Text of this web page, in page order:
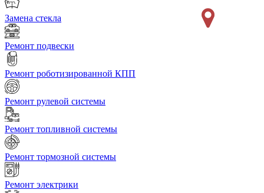
Замена стекла
Ремонт подвески
Ремонт роботизированной КПП
Ремонт рулевой системы
Ремонт топливной системы
Ремонт тормозной системы
Ремонт электрики